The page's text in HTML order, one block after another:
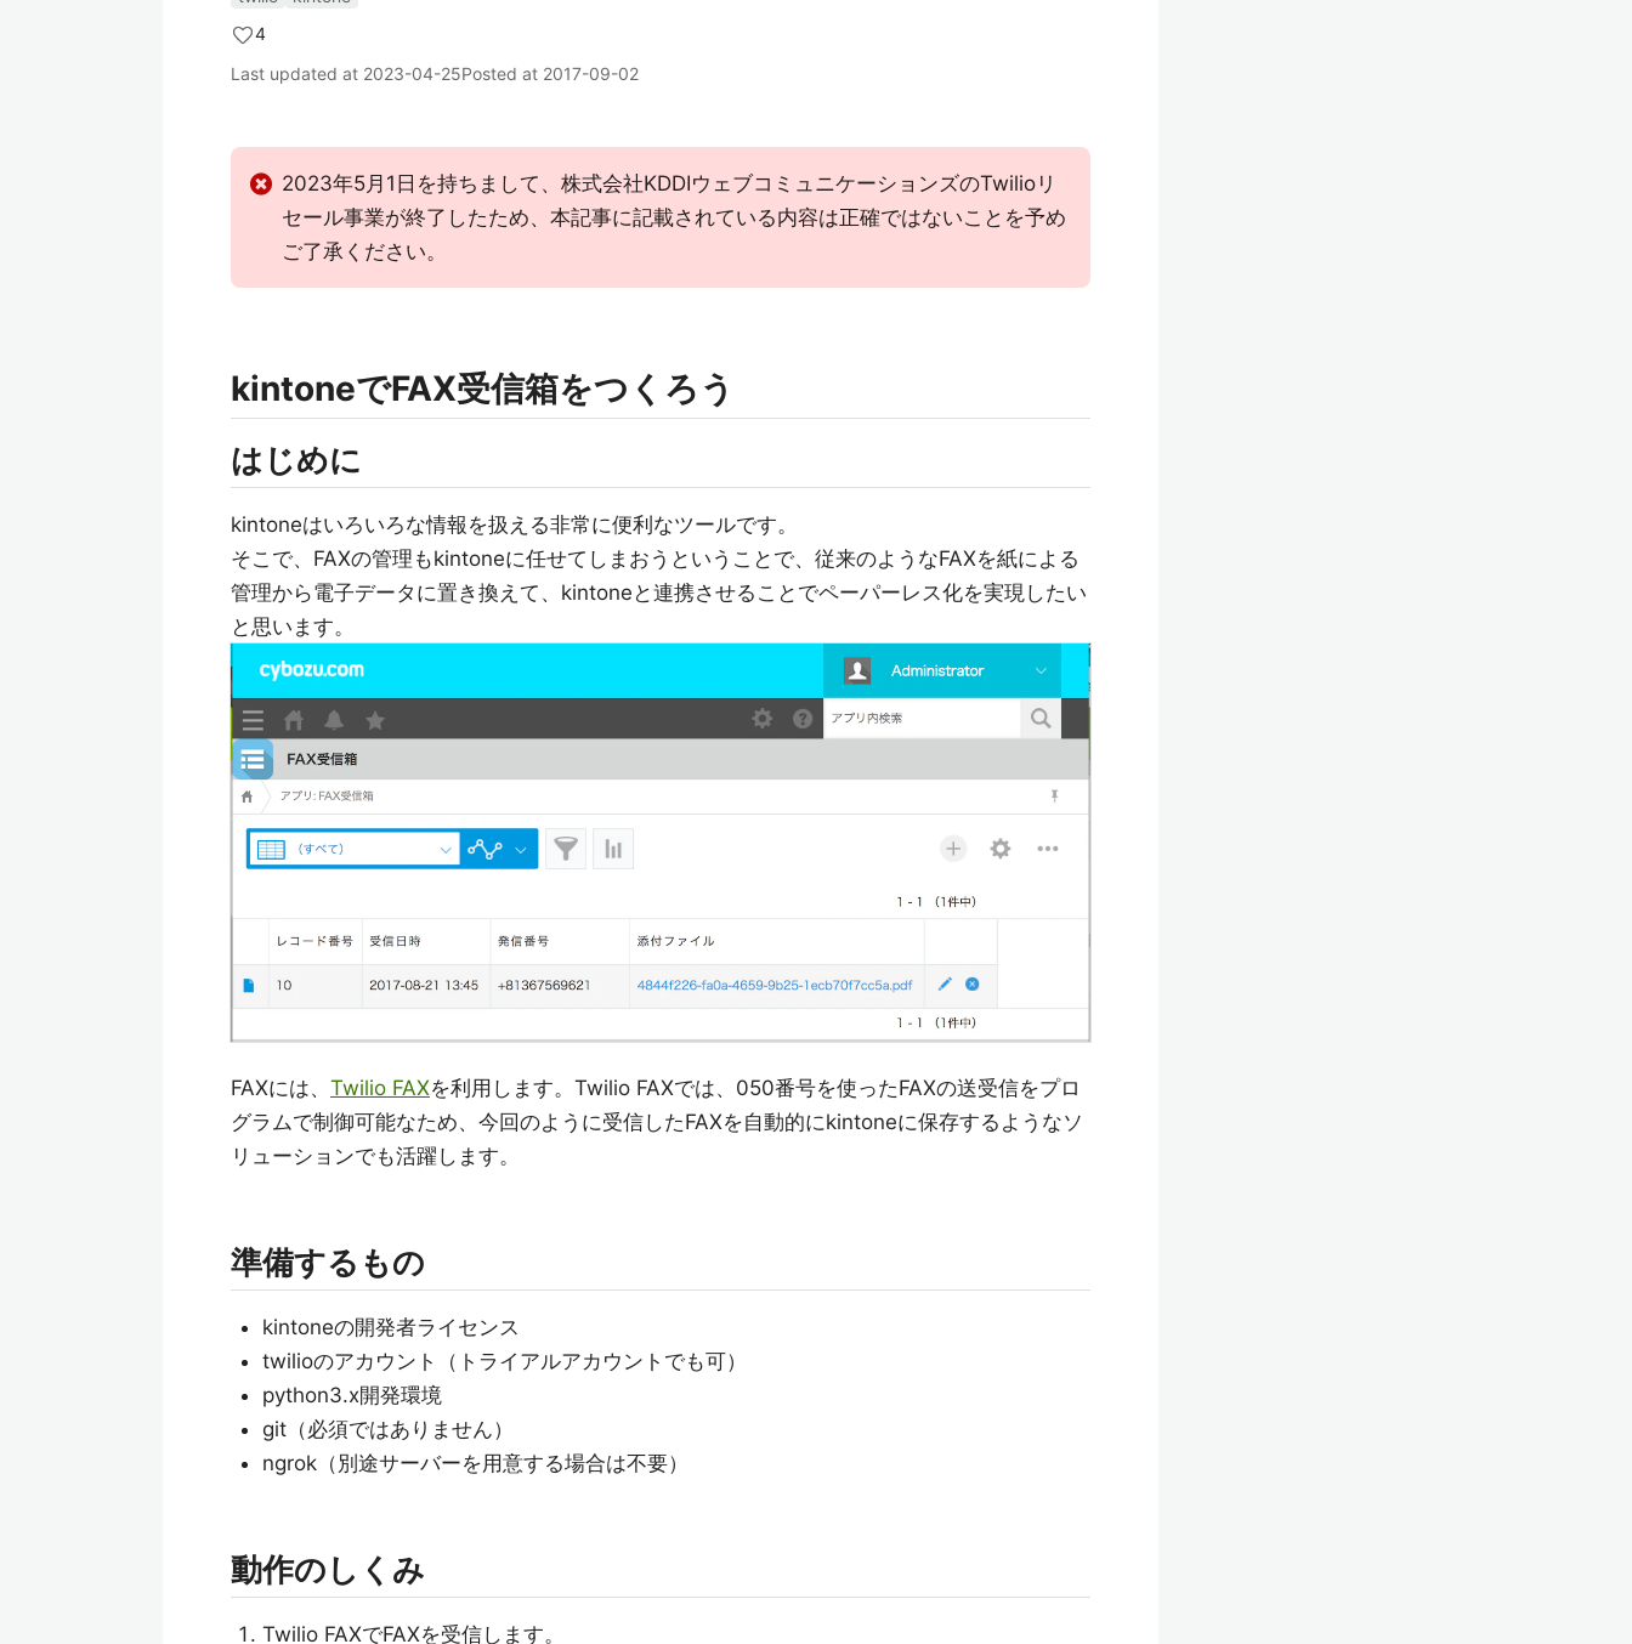
4
Last updated at 2023-04-25Posted at 2017-09-02
2023年5月1日を持ちまして、株式会社KDDIウェブコミュニケーションズのTwilioリ
セール事業が終了したため、本記事に記載されている内容は正確ではないことを予め
ご了承ください。
kintoneでFAX受信箱をつくろう
はじめに
kintoneはいろいろな情報を扱える非常に便利なツールです。
そこで、FAXの管理もkintoneに任せてしまおうということで、従来のようなFAXを紙による
管理から電子データに置き換えて、kintoneと連携させることでペーパーレス化を実現したい
と思います。
FAXには、 Twilio FAXを利用します。Twilio FAXでは、050番号を使ったFAXの送受信をプロ
グラムで制御可能なため、今回のように受信したFAXを自動的にkintoneに保存するようなソ
リューションでも活躍します。
準備するもの
kintoneの開発者ライセンス
twilioのアカウント（トライアルアカウントでも可）
python3.x開発環境
git（必須ではありません）
ngrok（別途サーバーを用意する場合は不要）
動作のしくみ
Twilio FAXでFAXを受信します。